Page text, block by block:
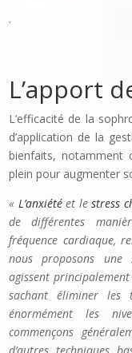
.
L’apport
L’efficacité de la
d’application de la
bienfaits, notamment
plein pour augmenter
« L’anxiété et lestress
de différentes
fréquence cardiaque,
nous proposons
une
agissent
sachant éliminer les
énormément les
commençons